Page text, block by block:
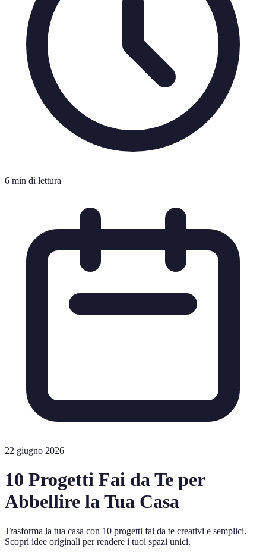
6 min di lettura
22 giugno 2026
10 Progetti Fai da Te per
Abbellire la Tua Casa
Trasforma la tua casa con 10 progetti fai da te creativi e semplici.
Scopri idee originali per rendere i tuoi spazi unici.